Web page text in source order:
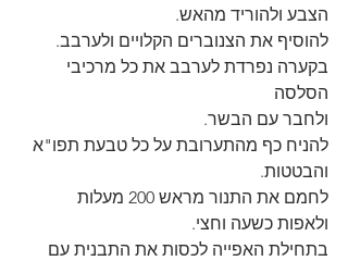
הצבע ולהוריד מהאש.
להוסיף את הצנוברים הקלויים ולערבב.
בקערה נפרדת לערבב את כל מרכיבי
הסלסה
ולחבר עם הבשר.
להניח כף מהתערובת על כל טבעת תפו"א
והבטטות.
לחמם את התנור מראש 200 מעלות
ולאפות כשעה וחצי.
בתחילת האפייה לכסות את התבנית עם